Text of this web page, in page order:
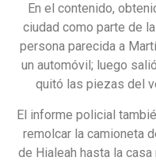
En el contenido,
ciudad como parte de
persona parecida a
un automóvil; luego
quitó las piezas del
El informe policial
remolcar la camioneta
de Hialeah hasta la